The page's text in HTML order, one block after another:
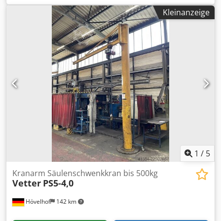
Ausladung:3.000 mm, Arbeitshöhe:2.500 mm, DGUV
geprüft bis:01/2027, -WAG 911- Angeboten wird hier ein
Säulenschwenkkran des Herstellers Vetter vom Typ PS5-
3,0. Der Säulenschwenkkran ist voll funktionsfähig. Ein
Datenblatt mit allen Maßen kann den Bildern entnommen
werden. Technische Daten: Hersteller: Vetter Typ: PS5-3,0
Baujahr: 2016 max. Traglast: 400 kg
Geschwindigkeitsstufen: 2 Ausladung: ca. 3000 mm
Crsdpfx Aaezlcc As Ujf Gesamthöhe: ca. 3800 mm
Arbeitshöhe: ca. 2500 mm Maße Unterlegplatte: Ø ca. 530
mm Die Funktionalität kann nicht vor Ort geprüft werden,
da der Säulenschwenkkran bereits vollständig demontiert
ist. Neben diesem Säulenschwenkkran haben wir weitere
Säulenschwenkkräne mit maximalen Traglasten zwischen
100kg und 1000kg und bis zu 5000mm Ausladung im
Kleinanzeige
1 / 5
Hövelhof 142 km
Kranarm Säulenschwenkkran bis 500kg
Vetter PS5-4,0